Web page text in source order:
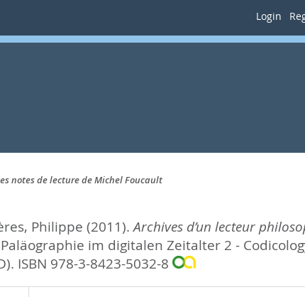
Login
notes de lecture de Michel Foucault
Philippe (2011).Archives d’un lecteur
im digitalen Zeitalter 2 -
ISBN 978-3-8423-5032-8